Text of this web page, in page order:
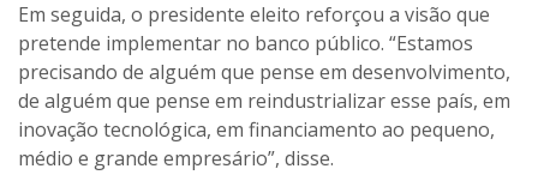
Em seguida, o presidente eleito reforçou a visão que
pretende implementar no banco público. “Estamos
precisando de alguém que pense em desenvolvimento,
de alguém que pense em reindustrializar esse país, em
inovação tecnológica, em financiamento ao pequeno,
médio e grande empresário”, disse.